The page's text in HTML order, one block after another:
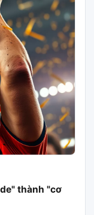
thành "cơ